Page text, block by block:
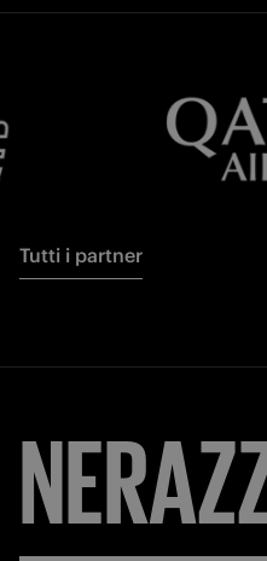
Tutti i partner